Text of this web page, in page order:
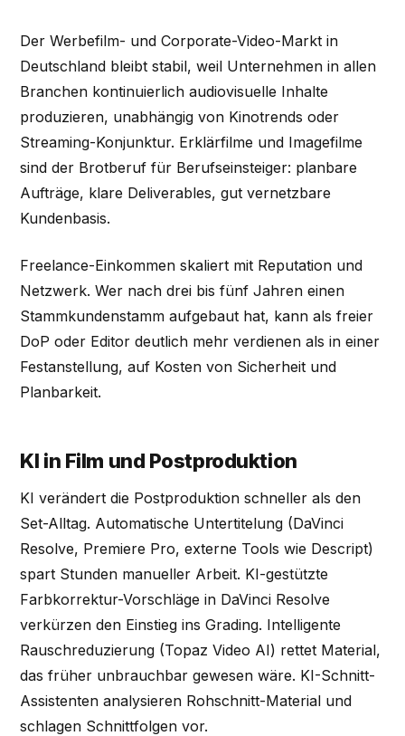
Der Werbefilm- und Corporate-Video-Markt in
Deutschland bleibt stabil, weil Unternehmen in allen
Branchen kontinuierlich audiovisuelle Inhalte
produzieren, unabhängig von Kinotrends oder
Streaming-Konjunktur. Erklärfilme und Imagefilme
sind der Brotberuf für Berufseinsteiger: planbare
Aufträge, klare Deliverables, gut vernetzbare
Kundenbasis.
Freelance-Einkommen skaliert mit Reputation und
Netzwerk. Wer nach drei bis fünf Jahren einen
Stammkundenstamm aufgebaut hat, kann als freier
DoP oder Editor deutlich mehr verdienen als in einer
Festanstellung, auf Kosten von Sicherheit und
Planbarkeit.
KI in Film und Postproduktion
KI verändert die Postproduktion schneller als den
Set-Alltag. Automatische Untertitelung (DaVinci
Resolve, Premiere Pro, externe Tools wie Descript)
spart Stunden manueller Arbeit. KI-gestützte
Farbkorrektur-Vorschläge in DaVinci Resolve
verkürzen den Einstieg ins Grading. Intelligente
Rauschreduzierung (Topaz Video AI) rettet Material,
das früher unbrauchbar gewesen wäre. KI-Schnitt-
Assistenten analysieren Rohschnitt-Material und
schlagen Schnittfolgen vor.